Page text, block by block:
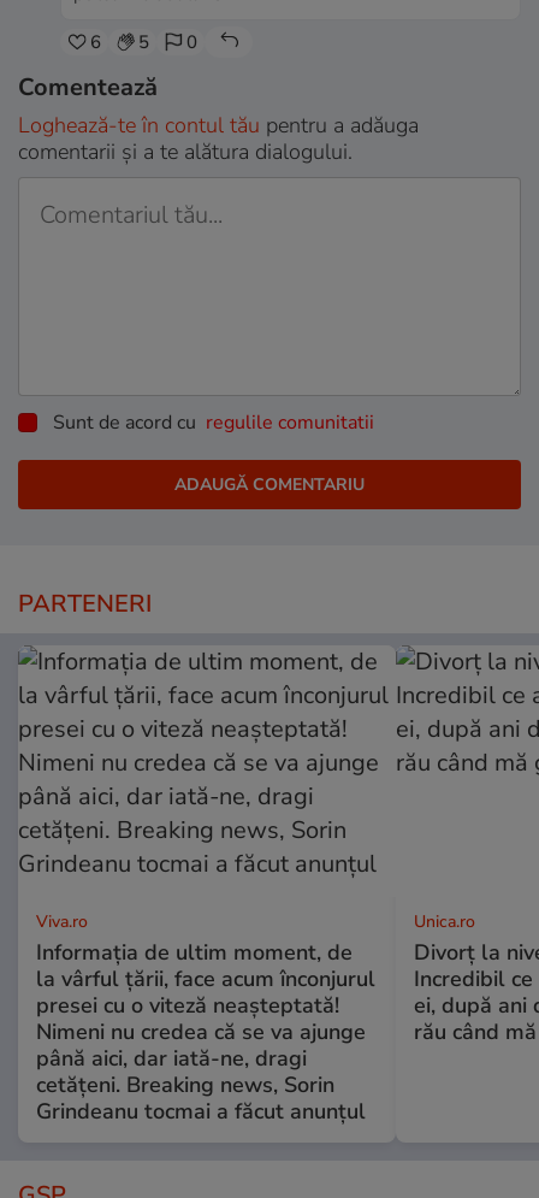
6 5 0
Comentează
Loghează-te în contul tău pentru a adăuga
comentarii și a te alătura dialogului.
Sunt de acord cu regulile comunitatii
PARTENERI
Viva.ro
Informația de ultim moment, de
la vârful țării, face acum înconjurul
presei cu o viteză neașteptată!
Nimeni nu credea că se va ajunge
până aici, dar iată-ne, dragi
cetățeni. Breaking news, Sorin
Grindeanu tocmai a făcut anunțul
Unica.ro
Divorț la
Incredibil
ei, după ani
rău când